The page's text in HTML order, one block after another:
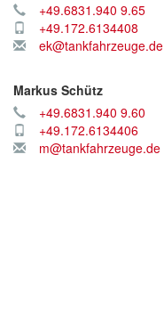
+49.6831.940 9.65
+49.172.6134408
ek@tankfahrzeuge.de
Markus Schütz
+49.6831.940 9.60
+49.172.6134406
m@tankfahrzeuge.de